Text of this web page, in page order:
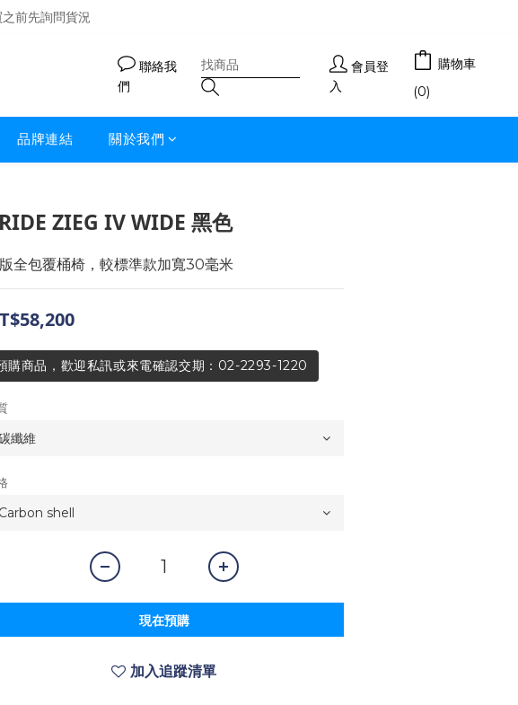
前先詢問貨況
前先詢問貨況
聯絡我
們
會員登
入
購物車
(0)
品牌連結 關於我們
ZIEG IV WIDE 黑色
全包覆桶椅，較標準款加寬30毫米
購商品，歡迎私訊或來電確認交期：02-2293-1220
現在預購
加入追蹤清單